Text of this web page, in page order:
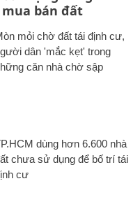
bán đất
mỏi chờ đất tái định cư,
dân 'mắc kẹt' trong
căn nhà chờ sập
dùng hơn 6.600 nhà
chưa sử dụng để bố trí tái
cư